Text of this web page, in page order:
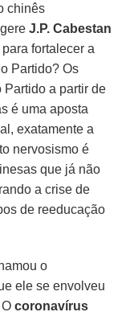
chinês
J.P. Cabestan
para fortalecer a
Partido? Os
a partir de
é uma aposta
exatamente a
nervosismo é
que já não
a crise de
de reeducação
o
ele se envolveu
Ocoronavírus